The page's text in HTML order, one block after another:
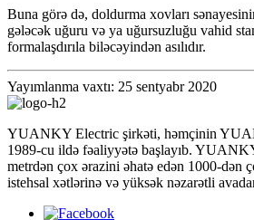
Buna görə də, doldurma xovları
gələcək uğuru və ya uğursuzluğu vahid
formalaşdırıla biləcəyindən asılıdır.
Yayımlanma vaxtı: 25 sentyabr 2020
YUANKY Electric şirkəti, həmçinin
1989-cu ildə fəaliyyətə başlayıb.
metrdən çox ərazini əhatə edən 1000-dən
istehsal xətlərinə və yüksək nəzarətli